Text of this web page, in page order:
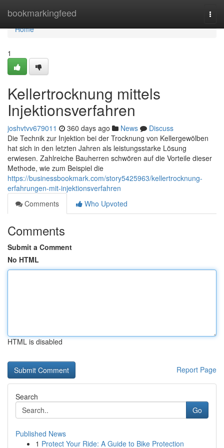
bookmarkingfeed
Home
Home
1
Kellertrocknung mittels
Injektionsverfahren
joshvtvv679011 360 days ago News
Discuss
Die Technik zur Injektion bei der Trocknung von Kellergewölben
hat sich in den letzten Jahren als leistungsstarke Lösung
erwiesen. Zahlreiche Bauherren schwören auf die Vorteile dieser
Methode, wie zum Beispiel die
https://businessbookmark.com/story5425963/kellertrocknung-
erfahrungen-mit-injektionsverfahren
Comments
Who Upvoted
Comments
Submit a Comment
No HTML
HTML is disabled
Report Page
Search
Go
Published News
1 Protect Your Ride: A Guide to Bike Protection